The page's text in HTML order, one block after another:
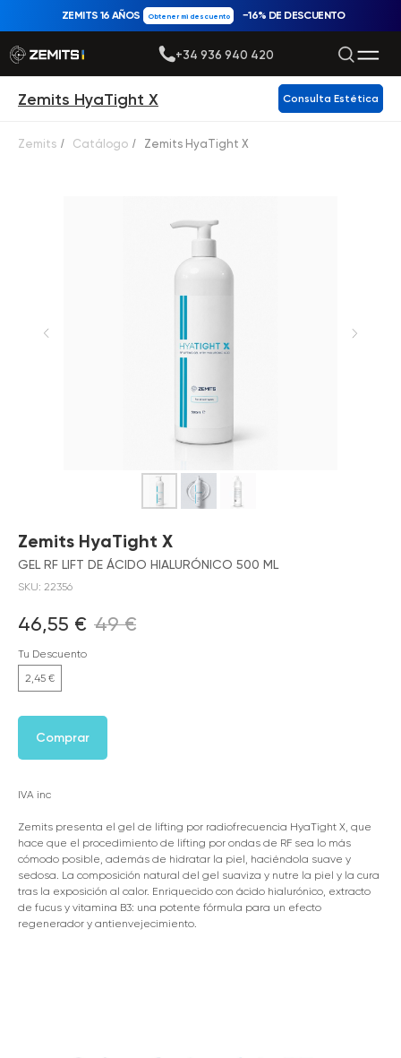
Obtener mi descuento
ZEMITS 16 AÑOS −16% DE DESCUENTO
+34 936 940 420
Zemits HyaTight X Consulta Estética
Zemits / Catálogo / Zemits HyaTight X
Zemits HyaTight X
GEL RF LIFT DE ÁCIDO HIALURÓNICO 500 ML
SKU: 22356
46,55 € 49 €
Tu Descuento
2,45 €
Comprar
IVA inc
Zemits presenta el gel de lifting por radiofrecuencia HyaTight X, que
hace que el procedimiento de lifting por ondas de RF sea lo más
cómodo posible, además de hidratar la piel, haciéndola suave y
sedosa. La composición natural del gel suaviza y nutre la piel y la cura
tras la exposición al calor. Enriquecido con ácido hialurónico, extracto
de fucus y vitamina B3: una potente fórmula para un efecto
regenerador y antienvejecimiento.